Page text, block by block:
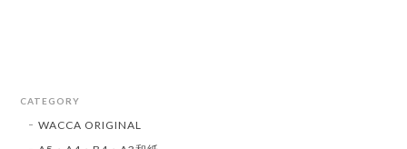
CATEGORY
WACCA ORIGINAL